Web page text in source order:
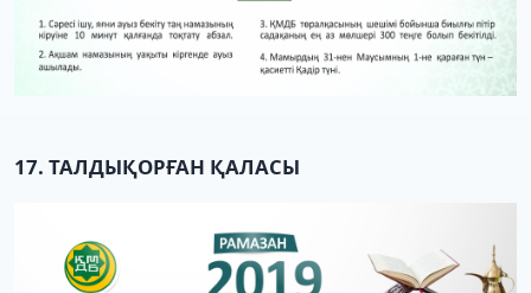
17. ТАЛДЫҚОРҒАН ҚАЛАСЫ